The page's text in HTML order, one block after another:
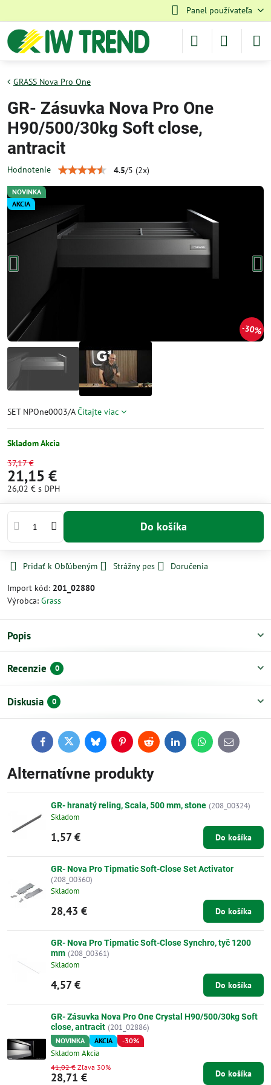
Panel používateľa
NOVINKA
AKCIA
30%
GRASS Nova Pro One
GR- Zásuvka Nova Pro One
H90/500/30kg Soft close,
antracit
Hodnotenie 4.5/5 (2x)
SET NPOne0003/AČítajte viac
Skladom Akcia
37,17 €
21,15 €
26,02 € s DPH
Do košíka
Pridať k Obľúbeným Strážny pes
Doručenia
Import kód: 201_02880
Výrobca: Grass
Popis
Recenzie 0
Diskusia 0
FacebookTwitterBlueskyPinterestReddit LinkedInWhatsApp
E-
mail
Alternatívne produkty
GR- hranatý reling, Scala, 500 mm, stone (208_00324)
Skladom
1,57 € Do košíka
GR- Nova Pro Tipmatic Soft-Close Set Activator
(208_00360)
Skladom
28,43 € Do košíka
GR- Nova Pro Tipmatic Soft-Close Synchro, tyč 1200
mm (208_00361)
Skladom
4,57 € Do košíka
GR- Zásuvka Nova Pro One Crystal H90/500/30kg Soft
close, antracit (201_02886)
NOVINKA AKCIA -30%
Skladom Akcia
28,71 €
41,02 € Zľava 30%
Do košíka